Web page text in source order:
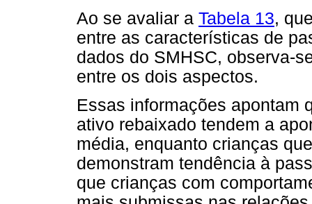
Ao se avaliar a Tabela 13,
entre as características de
dados do SMHSC, observa-
entre os dois aspectos.
Essas informações apontam
ativo rebaixado tendem a
média, enquanto crianças
demonstram tendência à
que crianças com